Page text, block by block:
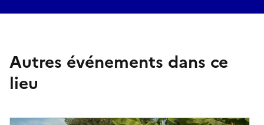
Autres événements dans ce
lieu